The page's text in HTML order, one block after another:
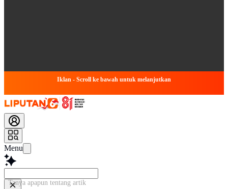
Iklan - Scroll ke bawah untuk melanjutkan
Menu
Tanya apapun tentang artikel ini...